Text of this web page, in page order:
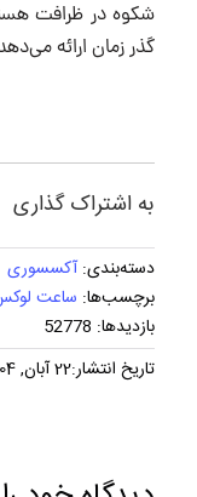
شکوه در ظرافت
گذر زمان ارائه
به اشتراک گذاری
دسته‌بندی:آکسسوری
برچسب‌ها: ساعت
بازدیدها: 52778
تاریخ انتشار:22 آبان, 1404